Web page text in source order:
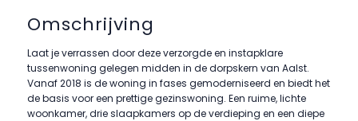
Omschrijving
Laat je verrassen door deze verzorgde en instapklare
tussenwoning gelegen midden in de dorpskern van Aalst.
Vanaf 2018 is de woning in fases gemoderniseerd en biedt het
de basis voor een prettige gezinswoning. Een ruime, lichte
woonkamer, drie slaapkamers op de verdieping en een diepe